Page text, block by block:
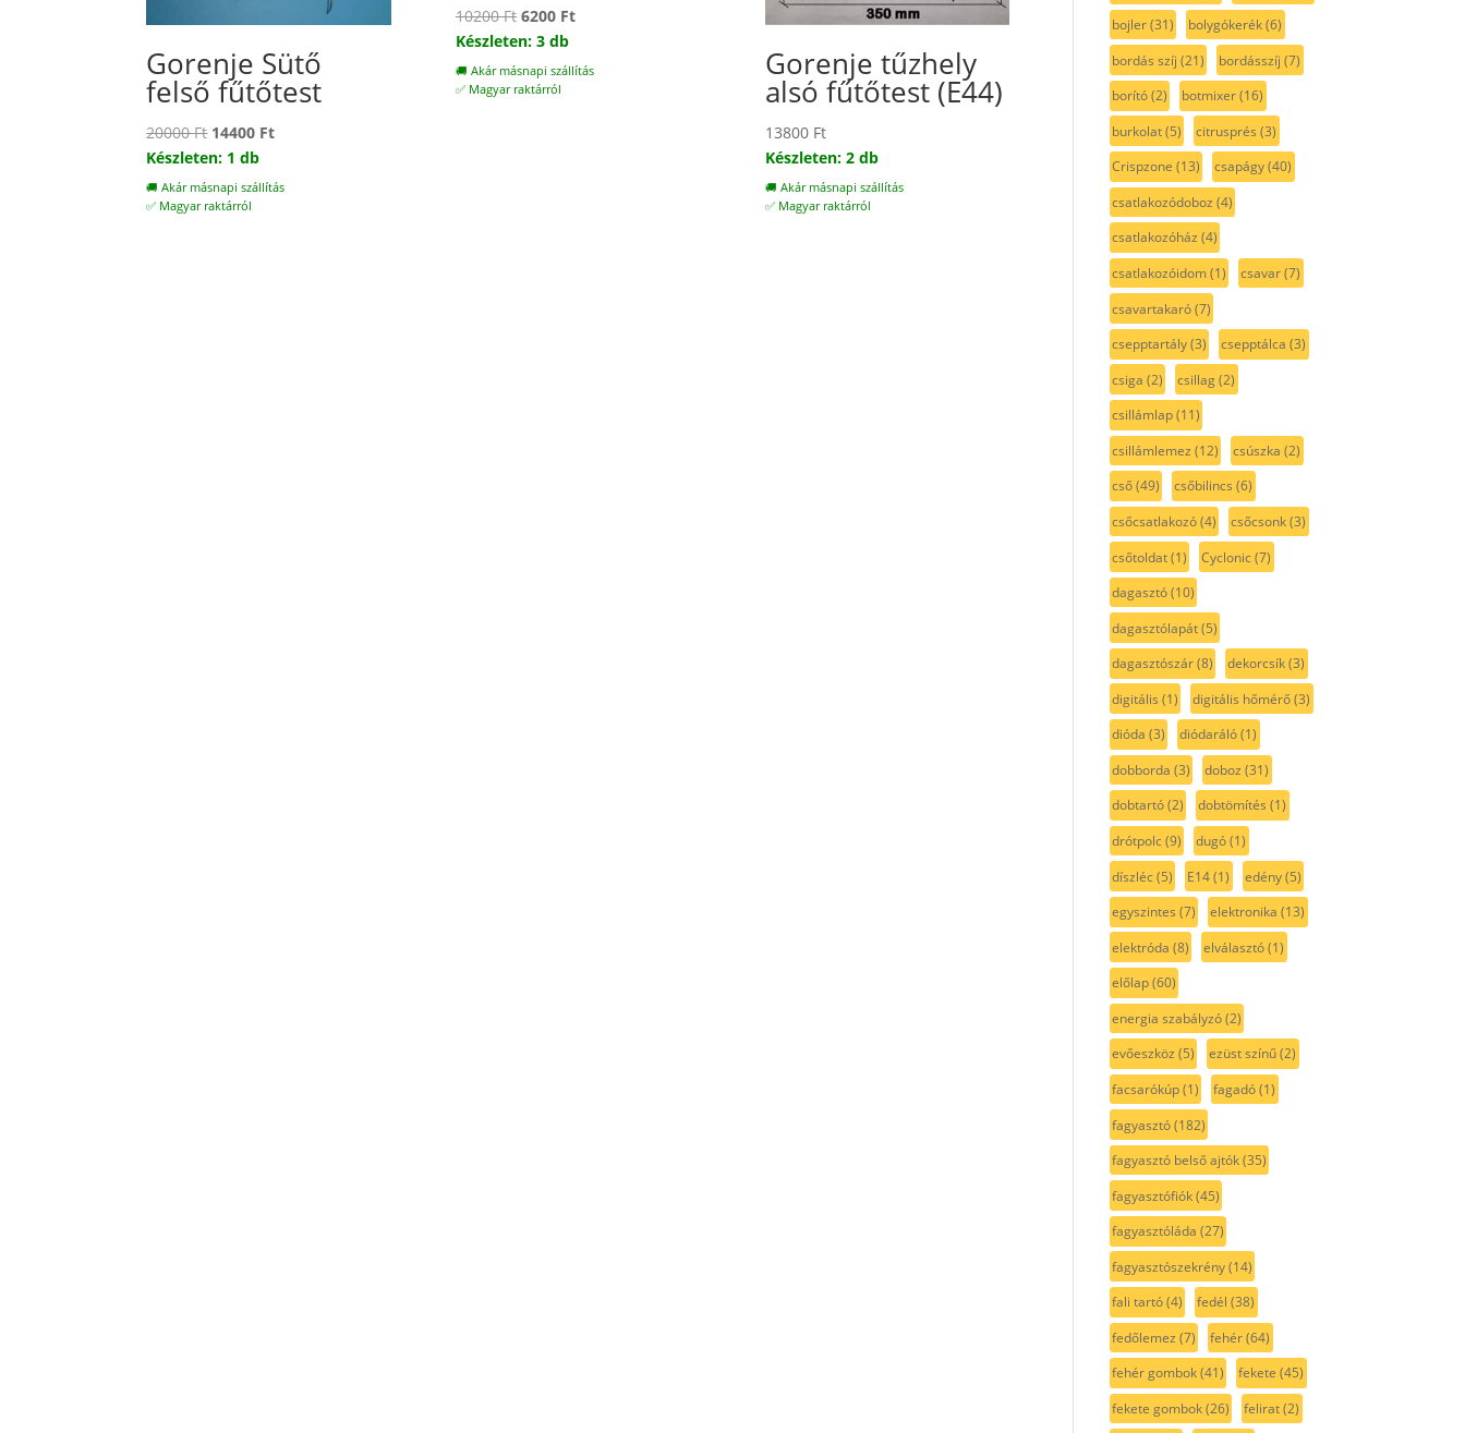
Gorenje Sütő
felső fűtőtest
20000Ft Original
price
was:
20000 Ft.
14400 FtCurrent
is:
Készleten: 1 db
🚚 Akár másnapi szállítás
✅ Magyar raktárról
10200Ft Original
price
was:
10200 Ft.
6200 FtCurrent
is:
Készleten: 3 db
🚚 Akár másnapi szállítás
✅ Magyar raktárról
Gorenje tűzhely
alsó fűtőtest (E44)
13800 Ft
Készleten: 2 db
🚚 Akár másnapi szállítás
✅ Magyar raktárról
bojler(31) bolygókerék(6)
bordás szíj (21) bordásszíj (7)
borító(2) botmixer(16)
burkolat(5) citrusprés (3)
Crispzone (13) csapágy(40)
csatlakozódoboz (4)
csatlakozóház (4)
csatlakozóidom(1) csavar(7)
csavartakaró(7)
csepptartály(3) csepptálca (3)
csiga (2) csillag(2)
csillámlap(11)
csillámlemez (12) csúszka (2)
cső(49) csőbilincs (6)
csőcsatlakozó(4) csőcsonk(3)
csőtoldat(1) Cyclonic(7)
dagasztó(10)
dagasztólapát(5)
dagasztószár(8) dekorcsík(3)
digitális (1) digitális hőmérő(3)
dióda (3) diódaráló(1)
dobborda (3) doboz (31)
dobtartó(2) dobtömítés (1)
drótpolc(9) dugó(1)
díszléc(5) E14(1) edény(5)
egyszintes (7) elektronika (13)
elektróda (8) elválasztó(1)
előlap(60)
energia szabályzó(2)
evőeszköz (5) ezüst színű(2)
facsarókúp(1) fagadó(1)
fagyasztó(182)
fagyasztó belső ajtók(35)
fagyasztófiók(45)
fagyasztóláda (27)
fagyasztószekrény(14)
fali tartó(4) fedél (38)
fedőlemez (7) fehér(64)
fehér gombok(41) fekete (45)
fekete gombok(26) felirat(2)